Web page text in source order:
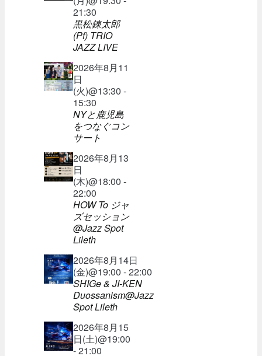
21:30
黒松錬太郎
(Pf) TRIO
JAZZ LIVE
2026年8月11
日
(火)@13:30 -
15:30
NYと鹿児島
をつなぐコン
サート
2026年8月13
日
(木)@18:00 -
22:00
HOW To ジャ
ズセッション
@Jazz Spot
Lileth
2026年8月14日
(金)@19:00 - 22:00
SHIGe & JI-KEN
Duossanism@Jazz
Spot Lileth
2026年8月15
日(土)@19:00
- 21:00